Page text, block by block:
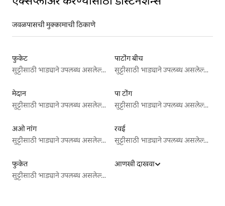
जवळपासची मुक्कामाची ठिकाणे
फुकेट
सुट्टीसाठी भाड्याने उपलब्ध असलेल्या जागा
पाटोंग बीच
सुट्टीसाठी भाड्याने उपलब्ध असलेल्या जागा
मेदान
सुट्टीसाठी भाड्याने उपलब्ध असलेल्या जागा
पा टोंग
सुट्टीसाठी भाड्याने उपलब्ध असलेल्या जागा
अओ नांग
सुट्टीसाठी भाड्याने उपलब्ध असलेल्या जागा
रवई
सुट्टीसाठी भाड्याने उपलब्ध असलेल्या जागा
फुकेत
सुट्टीसाठी भाड्याने उपलब्ध असलेल्या जागा
आणखी दाखवा